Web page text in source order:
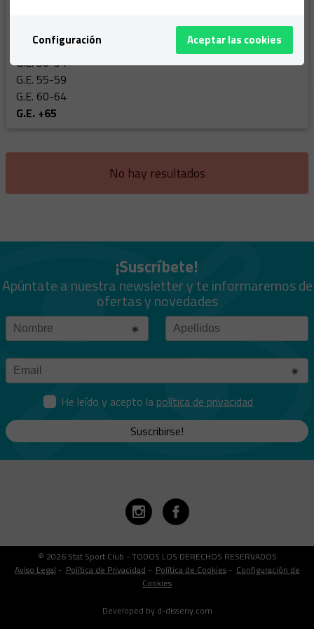
G.E. 45-49
G.E. 50-54
G.E. 55-59
G.E. 60-64
G.E. +65
No hay resultados
¡Suscríbete!
Apúntate a nuestra newsletter y te informaremos de
ofertas y novedades
He leído y acepto la política de privacidad
Suscribirse!
© 2026 Stat Sport Club - TODOS LOS DERECHOS RESERVADOS
Aviso Legal - Política de Privacidad - Política de Cookies- Configuración de
Cookies
Developed by d-disseny.com
Configuración Aceptar las cookies